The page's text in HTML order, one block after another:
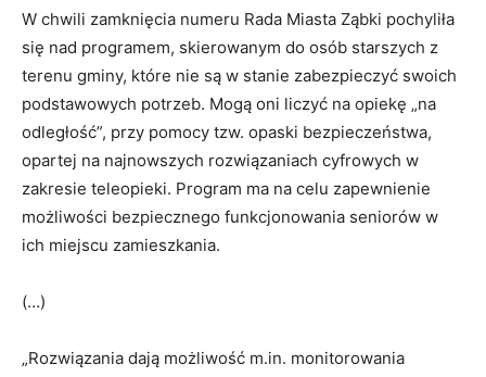
W chwili zamknięcia numeru Rada Miasta Ząbki pochyliła
się nad programem, skierowanym do osób starszych z
terenu gminy, które nie są w stanie zabezpieczyć swoich
podstawowych potrzeb. Mogą oni liczyć na opiekę „na
odległość”, przy pomocy tzw. opaski bezpieczeństwa,
opartej na najnowszych rozwiązaniach cyfrowych w
zakresie teleopieki. Program ma na celu zapewnienie
możliwości bezpiecznego funkcjonowania seniorów w
ich miejscu zamieszkania.
(…)
„Rozwiązania dają możliwość m.in. monitorowania